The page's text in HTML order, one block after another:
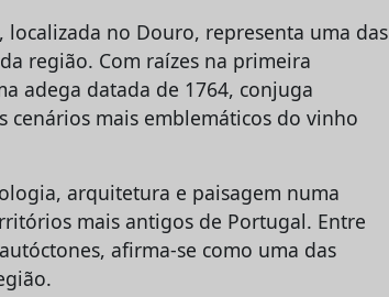
localizada no Douro, representa uma das
região. Com raízes na primeira
adega datada de 1764, conjuga
mais emblemáticos do vinho
arquitetura e paisagem numa
mais antigos de Portugal. Entre
afirma-se como uma das